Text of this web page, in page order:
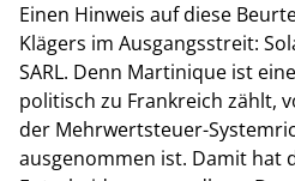
Einen Hinweis auf diese
Klägers im Ausgangsstreit:
SARL. Denn Martinique ist
politisch zu Frankreich zählt,
der Mehrwertsteuer-
ausgenommen ist. Damit hat